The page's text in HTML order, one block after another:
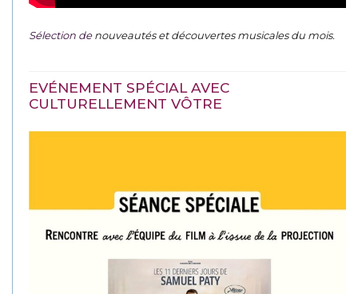
Sélection denouveautés et découvertes musicales du mois.
EVÉNEMENT SPÉCIAL AVEC
CULTURELLEMENT VÔTRE